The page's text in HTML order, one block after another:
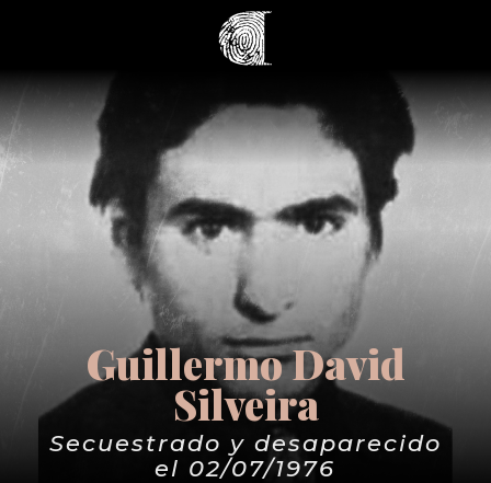
Guillermo David
Silveira
Secuestrado y desaparecido
el 02/07/1976